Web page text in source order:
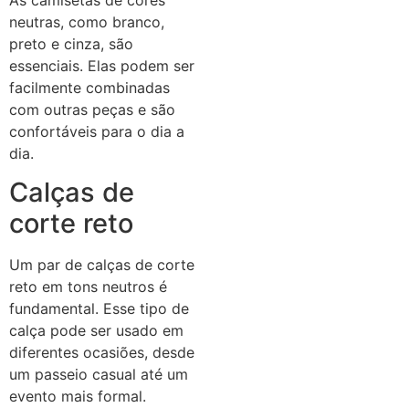
neutras, como branco,
preto e cinza, são
essenciais. Elas podem ser
facilmente combinadas
com outras peças e são
confortáveis para o dia a
dia.
Calças de
corte reto
Um par de calças de corte
reto em tons neutros é
fundamental. Esse tipo de
calça pode ser usado em
diferentes ocasiões, desde
um passeio casual até um
evento mais formal.